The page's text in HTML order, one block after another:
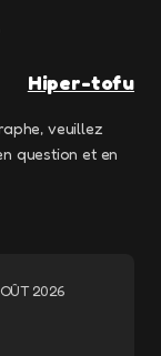
Hiper-tofu
veuillez
question et en
2026